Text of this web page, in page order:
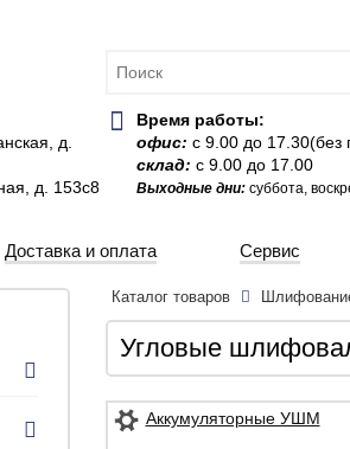
д.
д. 153с8
Время работы:
офис:с 9.00 до 17.30(без
склад:с 9.00 до 17.00
Выходные дни:суббота,
Доставка и оплата Сервис
Каталог товаров
Угловые
Аккумуляторные УШМ